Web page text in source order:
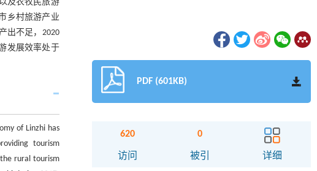
及农牧民旅游
乡村旅游产业
出不足，2020
发展效率处于
of Linzhi has
tourism
rural tourism
PDF (601KB)
620
访问
0
被引 详细